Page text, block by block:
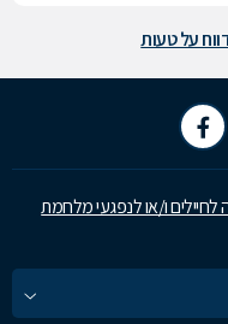
על טעות
ו/או לנפגעי מלחמת